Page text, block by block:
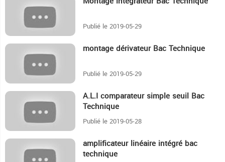
Publié le 2019-05-29
montage dérivateur Bac Technique
Publié le 2019-05-29
A.L.I comparateur simple seuil Bac
Technique
Publié le 2019-05-28
amplificateur linéaire intégré bac
technique